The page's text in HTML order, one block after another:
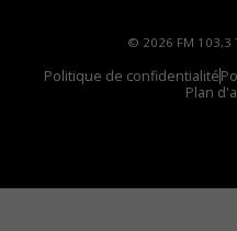
© 2026 FM 103,3
Politique de confidentialité
Plan